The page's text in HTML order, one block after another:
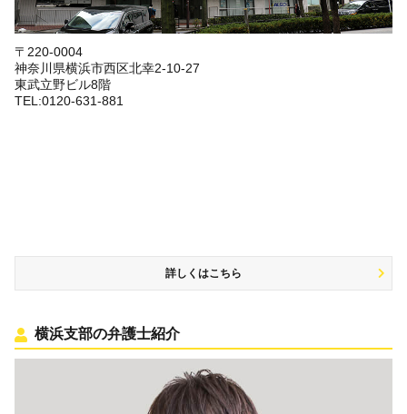
〒220-0004
神奈川県横浜市西区北幸2-10-27
東武立野ビル8階
TEL:0120-631-881
詳しくはこちら
横浜支部の弁護士紹介